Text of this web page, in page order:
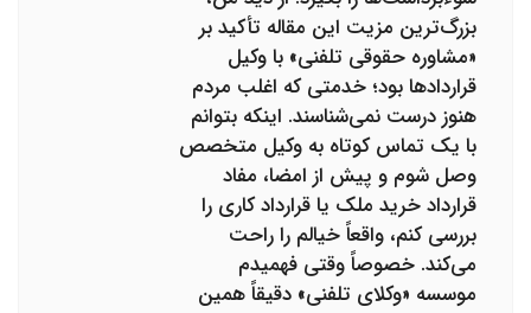
بزرگ‌ترین مزیت این مقاله تأکید بر
«مشاوره حقوقی تلفنی» با وکیل
قراردادها بود؛ خدمتی که اغلب مردم
هنوز درست نمی‌شناسند. اینکه بتوانم
با یک تماس کوتاه به وکیل متخصص
وصل شوم و پیش از امضا، مفاد
قرارداد خرید ملک یا قرارداد کاری را
بررسی کنم، واقعاً خیالم را راحت
می‌کند. خصوصاً وقتی فهمیدم
موسسه «وکلای تلفنی» دقیقاً همین